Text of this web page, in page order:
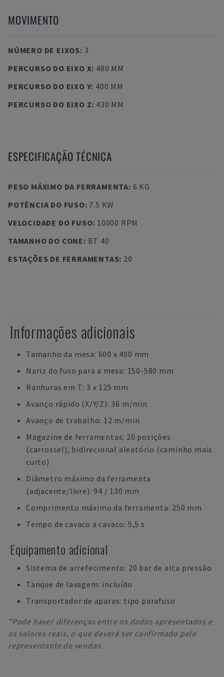
MOVIMENTO
NÚMERO DE EIXOS: 3
PERCURSO DO EIXO X: 480 MM
PERCURSO DO EIXO Y: 400 MM
PERCURSO DO EIXO Z: 430 MM
ESPECIFICAÇÃO TÉCNICA
PESO MÁXIMO DA FERRAMENTA: 6 KG
POTÊNCIA DO FUSO: 7.5 KW
VELOCIDADE DO FUSO: 10000 RPM
TAMANHO DO CONE: BT 40
ESTAÇÕES DE FERRAMENTAS: 20
Informações adicionais
Tamanho da mesa: 600 x 400 mm
Nariz do fuso para a mesa: 150-580 mm
Ranhuras em T: 3 x 125 mm
Avanço rápido (X/Y/Z): 36 m/min
Avanço de trabalho: 12 m/min
Magazine de ferramentas: 20 posições
(carrossel), bidirecional aleatório (caminho mais
curto)
Diâmetro máximo da ferramenta
(adjacente/livre): 94 / 130 mm
Comprimento máximo da ferramenta: 250 mm
Tempo de cavaco a cavaco: 5,5 s
Equipamento adicional
Sistema de arrefecimento: 20 bar de alta pressão
Tanque de lavagem: incluído
Transportador de aparas: tipo parafuso
*Pode haver diferenças entre os dados apresentados e
os valores reais, o que deverá ser confirmado pelo
representante de vendas.